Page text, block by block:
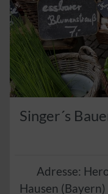
Singer´s
Adresse:
Hausen (Bayern)